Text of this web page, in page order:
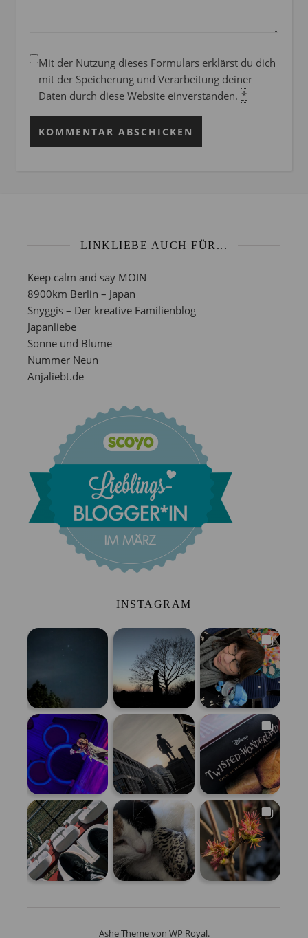
Mit der Nutzung dieses Formulars erklärst du dich
mit der Speicherung und Verarbeitung deiner
Daten durch diese Website einverstanden. *
LINKLIEBE AUCH FÜR...
Keep calm and say MOIN
8900km Berlin – Japan
Snyggis – Der kreative Familienblog
Japanliebe
Sonne und Blume
Nummer Neun
Anjaliebt.de
INSTAGRAM
Ashe Theme von WP Royal.